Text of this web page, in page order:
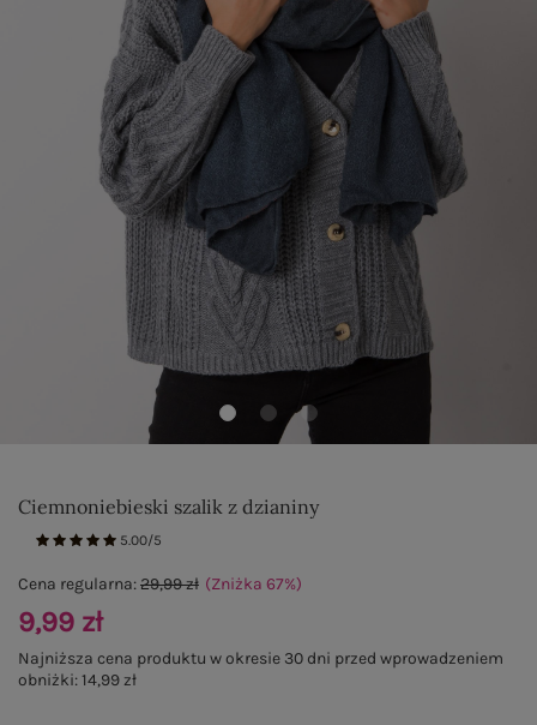
Ciemnoniebieski szalik z dzianiny
5.00/5
Cena regularna:29,99 zł (Zniżka 67%)
9,99 zł
Najniższa cena produktu w okresie 30 dni przed wprowadzeniem
obniżki:14,99 zł